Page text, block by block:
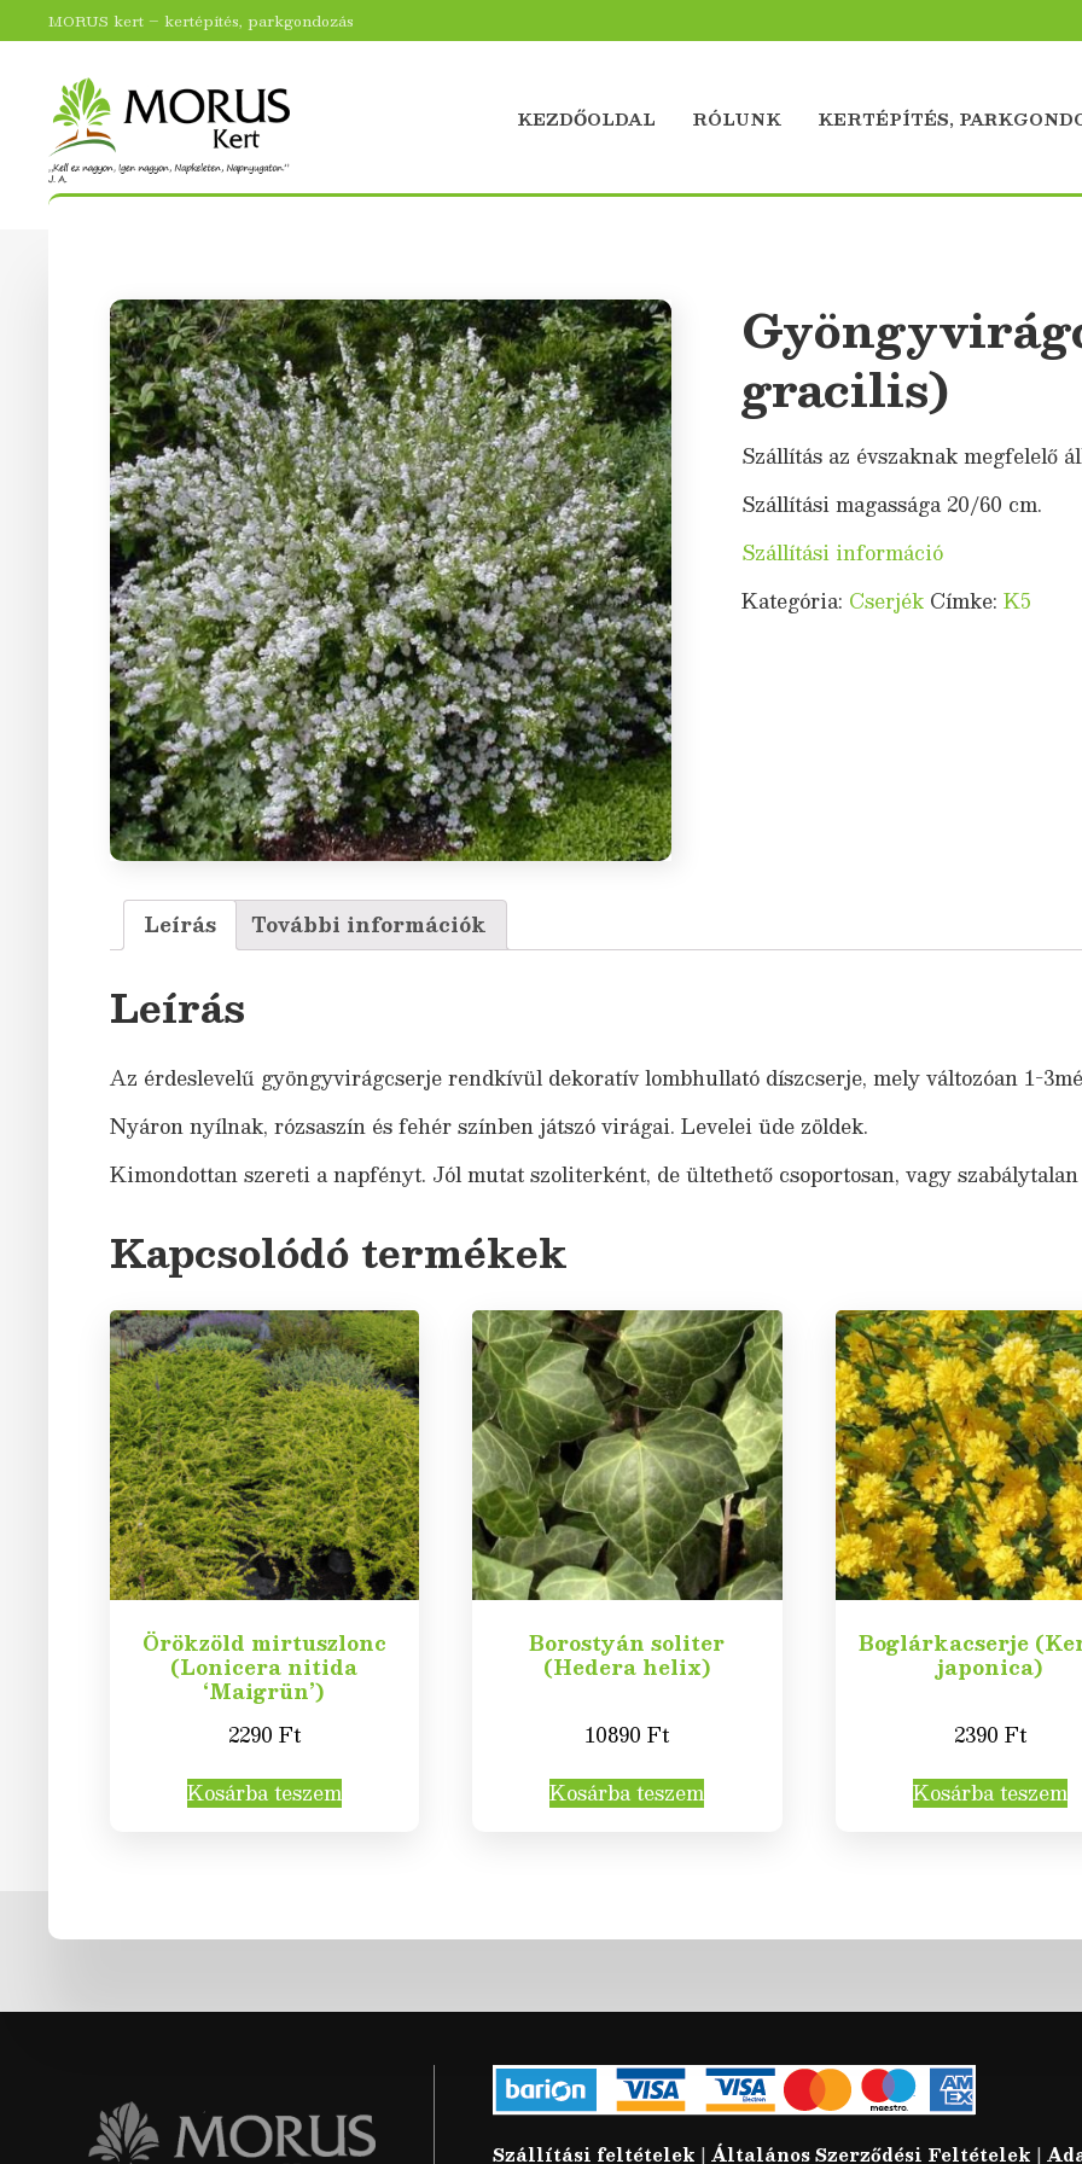
MORUS kert – kertépítés, parkgondozás
KEZDŐOLDAL RÓLUNK KERTÉPÍTÉS,
gracilis)
Szállítás az évszaknak megfelelő
Szállítási magassága 20/60 cm.
Szállítási információ
Kategória: Cserjék Címke: K5
Leírás További információk
Leírás
Az érdeslevelű gyöngyvirágcserje rendkívül dekoratív lombhullató díszcserje, mely változóan 1-
Nyáron nyílnak, rózsaszín és fehér színben játszó virágai. Levelei üde zöldek.
Kimondottan szereti a napfényt. Jól mutat szoliterként, de ültethető csoportosan, vagy
Kapcsolódó termékek
Örökzöld mirtuszlonc
(Lonicera nitida
‘Maigrün’)
2290 Ft
Kosárba teszem
Borostyán soliter
(Hedera helix)
10890Ft
Kosárba teszem
Boglárkacserje
japonica)
2390 Ft
Kosárba teszem
Szállítási feltételek |Általános Szerződési Feltételek |